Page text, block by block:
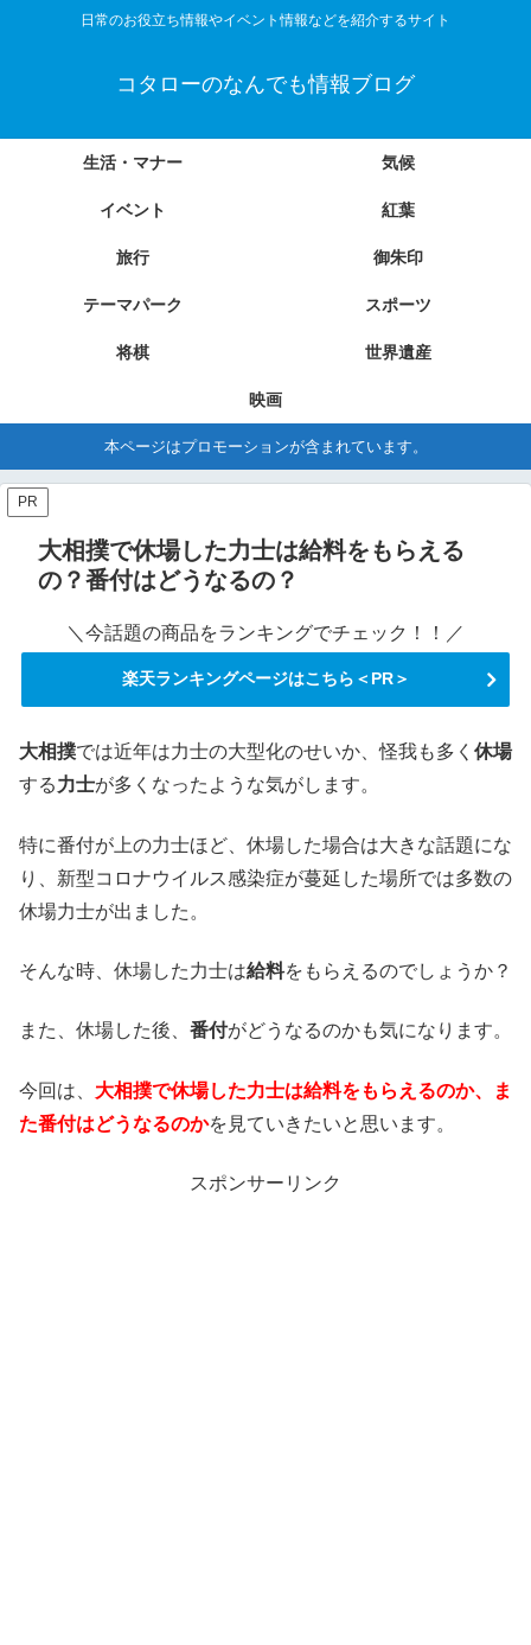
日常のお役立ち情報やイベント情報などを紹介するサイト
コタローのなんでも情報ブログ
生活・マナー 気候
イベント 紅葉
旅行 御朱印
テーマパーク スポーツ
将棋 世界遺産
映画
本ページはプロモーションが含まれています。
PR
大相撲で休場した力士は給料をもらえる
の？番付はどうなるの？
＼今話題の商品をランキングでチェック！！／
楽天ランキングページはこちら＜PR＞
大相撲では近年は力士の大型化のせいか、怪我も多く 休場
する力士が多くなったような気がします。
特に番付が上の力士ほど、休場した場合は大きな話題にな
り、新型コロナウイルス感染症が蔓延した場所では多数の
休場力士が出ました。
そんな時、休場した力士は給料をもらえるのでしょうか？
また、休場した後、 番付がどうなるのかも気になります。
今回は、 大相撲で休場した力士は給料をもらえるのか、ま
た番付はどうなるのかを見ていきたいと思います。
スポンサーリンク